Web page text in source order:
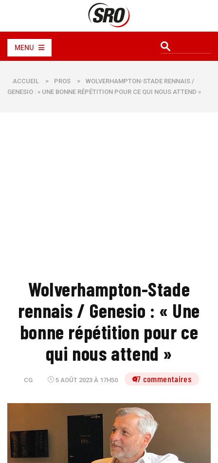
MENU
ACCUEIL > PROS >
WOLVERHAMPTON-STADE RENNAIS /
GENESIO : « UNE BONNE RÉPÉTITION POUR CE QUI NOUS ATTEND »
Wolverhampton-Stade
rennais / Genesio : « Une
bonne répétition pour ce
qui nous attend »
CG 5 AOÛT 2023 À 17H50 17 commentaires